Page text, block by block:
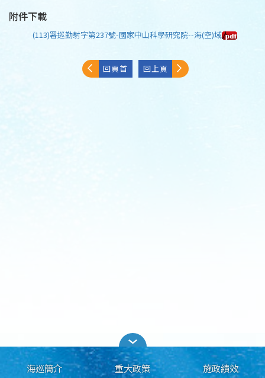
附件下載
(113)署巡勤射字第237號-國家中山科學研究院--海(空)域
回頁首 回上頁
海巡簡介 重大政策 施政績效